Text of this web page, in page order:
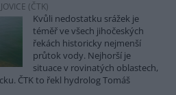
(ČTK)
Kvůli nedostatku srážek je
téměř ve všech jihočeských
řekách historicky nejmenší
průtok vody. Nejhorší je
situace v rovinatých oblastech,
ČTK to řekl hydrolog Tomáš